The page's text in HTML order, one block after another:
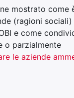
mostrato come
(ragioni
e come
o parzialmente
le aziende